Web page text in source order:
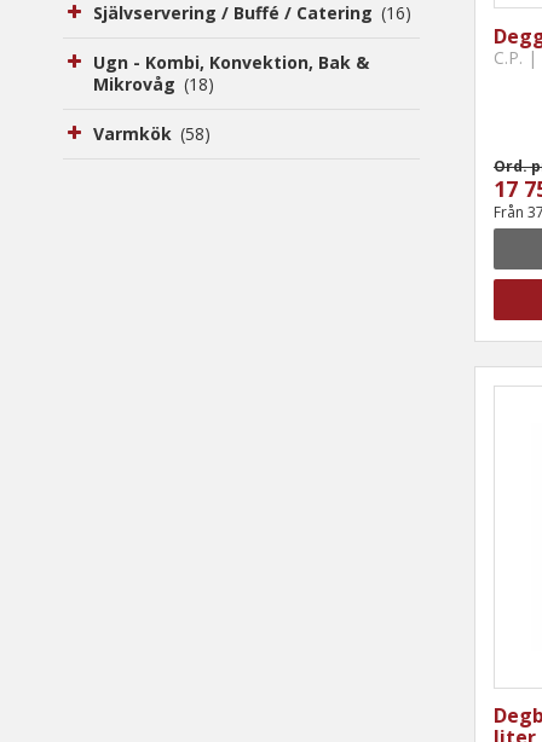
Självservering / Buffé / Catering (16)
Ugn - Kombi, Konvektion, Bak &
Mikrovåg (18)
Varmkök (58)
C.P. |
Ord.
17
Från